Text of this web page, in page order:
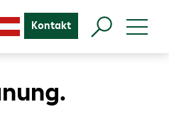
Kontakt